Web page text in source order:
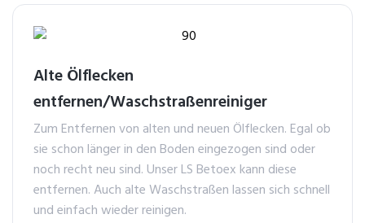
Alte Ölflecken
entfernen/Waschstraßenreiniger
Zum Entfernen von alten und neuen Ölflecken. Egal ob
sie schon länger in den Boden eingezogen sind oder
noch recht neu sind. Unser LS Betoex kann diese
entfernen. Auch alte Waschstraßen lassen sich schnell
und einfach wieder reinigen.